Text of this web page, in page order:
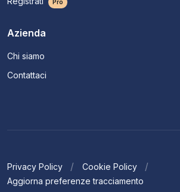
Pro
Azienda
Chi siamo
Contattaci
Privacy Policy
Cookie Policy
Aggiorna preferenze tracciamento